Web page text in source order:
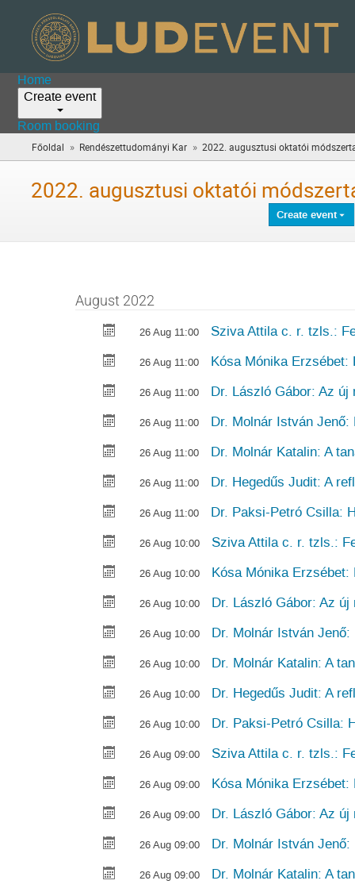
Home
Create event
Room booking
Főoldal » Rendészettudományi Kar » 2022. augusztusi oktatói
2022. augusztusi oktatói
Create event
August 2022
26 Aug 11:00 Sziva Attila c. r. tzls.:
26 Aug 11:00 Kósa Mónika
26 Aug 11:00 Dr. László Gábor: Az
26 Aug 11:00 Dr. Molnár István
26 Aug 11:00 Dr. Molnár Katalin: A
26 Aug 11:00 Dr. Hegedűs Judit: A
26 Aug 11:00 Dr. Paksi-Petró Csilla:
26 Aug 10:00 Sziva Attila c. r. tzls.:
26 Aug 10:00 Kósa Mónika
26 Aug 10:00 Dr. László Gábor: Az
26 Aug 10:00 Dr. Molnár István
26 Aug 10:00 Dr. Molnár Katalin: A
26 Aug 10:00 Dr. Hegedűs Judit: A
26 Aug 10:00 Dr. Paksi-Petró Csilla:
26 Aug 09:00 Sziva Attila c. r. tzls.:
26 Aug 09:00 Kósa Mónika
26 Aug 09:00 Dr. László Gábor: Az
26 Aug 09:00 Dr. Molnár István
26 Aug 09:00 Dr. Molnár Katalin: A